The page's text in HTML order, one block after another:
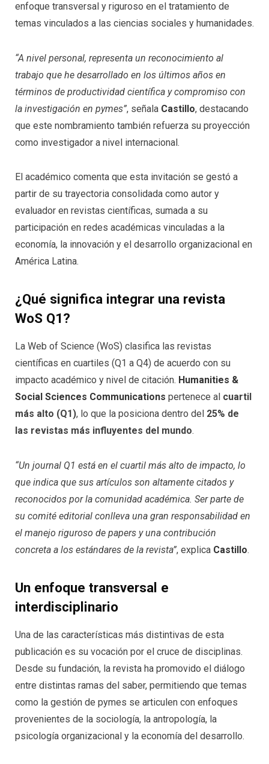
enfoque transversal y riguroso en el tratamiento de
temas vinculados a las ciencias sociales y humanidades.
“A nivel personal, representa un reconocimiento al
trabajo que he desarrollado en los últimos años en
términos de productividad científica y compromiso con
la investigación en pymes”, señala Castillo, destacando
que este nombramiento también refuerza su proyección
como investigador a nivel internacional.
El académico comenta que esta invitación se gestó a
partir de su trayectoria consolidada como autor y
evaluador en revistas científicas, sumada a su
participación en redes académicas vinculadas a la
economía, la innovación y el desarrollo organizacional en
América Latina.
¿Qué significa integrar una revista
WoS Q1?
La Web of Science (WoS) clasifica las revistas
científicas en cuartiles (Q1 a Q4) de acuerdo con su
impacto académico y nivel de citación. Humanities &
Social Sciences Communications pertenece al cuartil
más alto (Q1), lo que la posiciona dentro del 25% de
las revistas más influyentes del mundo.
“Un journal Q1 está en el cuartil más alto de impacto, lo
que indica que sus artículos son altamente citados y
reconocidos por la comunidad académica. Ser parte de
su comité editorial conlleva una gran responsabilidad en
el manejo riguroso de papers y una contribución
concreta a los estándares de la revista”, explica Castillo.
Un enfoque transversal e
interdisciplinario
Una de las características más distintivas de esta
publicación es su vocación por el cruce de disciplinas.
Desde su fundación, la revista ha promovido el diálogo
entre distintas ramas del saber, permitiendo que temas
como la gestión de pymes se articulen con enfoques
provenientes de la sociología, la antropología, la
psicología organizacional y la economía del desarrollo.